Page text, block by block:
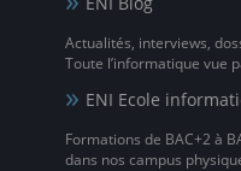
Actualités, interviews,
Toute l’informatique vue
ENI Ecole
Formations de BAC+2 à
dans nos campus